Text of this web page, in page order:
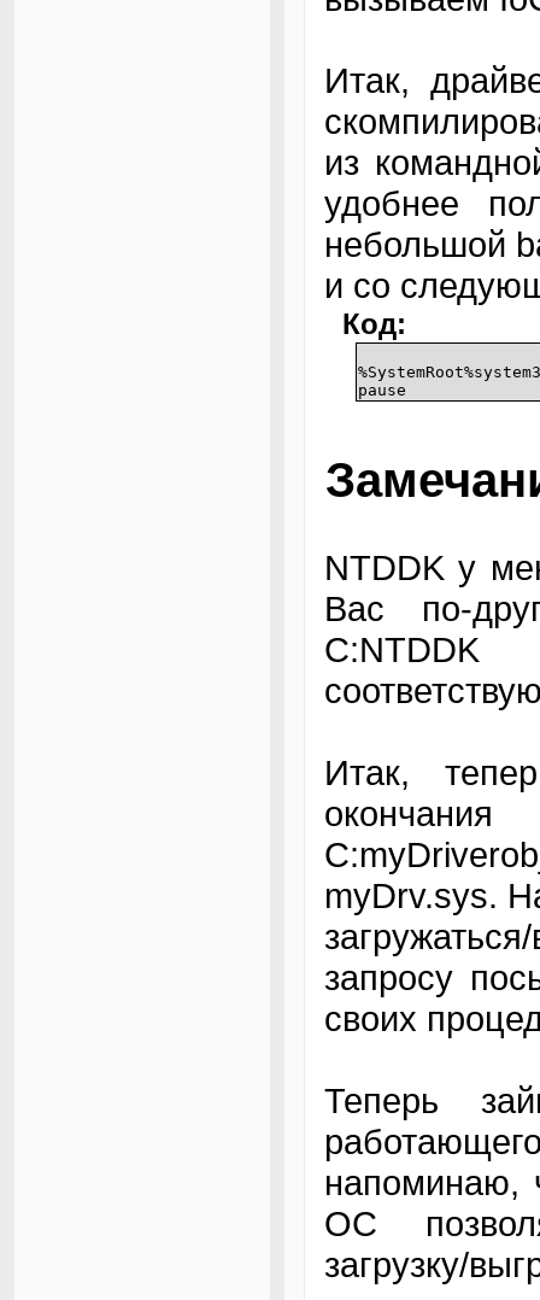
Итак,
из
удобнее
небольшой
и со
Код:
pause
NTDDK у
Вас по-
Итак,
myDrv.sys.
запросу
своих
Теперь
напоминаю,
ОС
загрузку/